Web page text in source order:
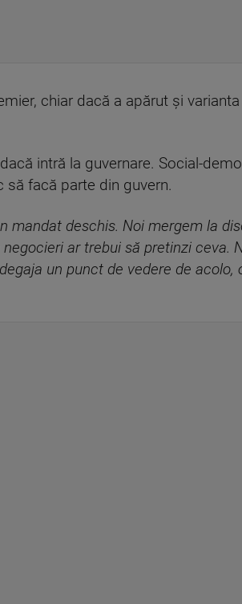
chiar dacă a apărut și
intră la guvernare. Social-
facă parte din guvern.
mandat deschis. Noi mergem la
ar trebui să pretinzi ceva.
un punct de vedere de acolo,